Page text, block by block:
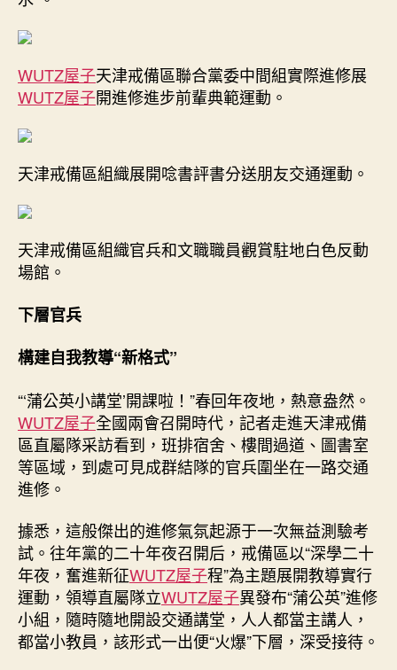
時
治
務
中
WUTZ屋子天津戒備區聯合黨委中間組實際進修展
WUTZ屋子開進修進步前輩典範運動。
天津戒備區組織展開唸書評書分送朋友交通運動。
天津戒備區組織官兵和文職職員觀賞駐地白色反動
場館。
下層官兵
構建自我教導“新格式”
“‘蒲公英小講堂’開課啦！”春回年夜地，熱意盎然。
WUTZ屋子全國兩會召開時代，記者走進天津戒備
區直屬隊采訪看到，班排宿舍、樓間過道、圖書室
等區域，到處可見成群結隊的官兵圍坐在一路交通
進修。
據悉，這般傑出的進修氣氛起源于一次無益測驗考
試。往年黨的二十年夜召開后，戒備區以“深學二十
年夜，奮進新征WUTZ屋子程”為主題展開教導實行
運動，領導直屬隊立WUTZ屋子異發布“蒲公英”進修
小組，隨時隨地開設交通講堂，人人都當主講人，
都當小教員，該形式一出便“火爆”下層，深受接待。